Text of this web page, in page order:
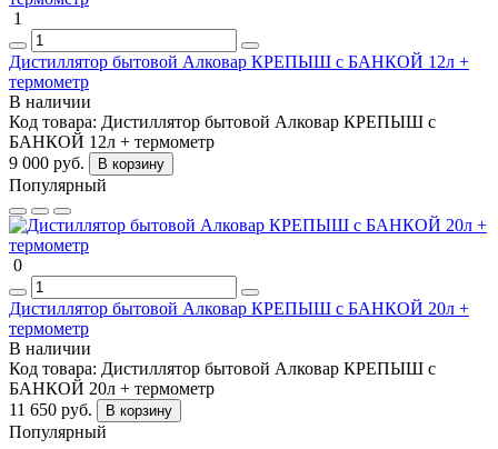
1
Дистиллятор бытовой Алковар КРЕПЫШ с БАНКОЙ 12л +
термометр
В наличии
Код товара: Дистиллятор бытовой Алковар КРЕПЫШ с
БАНКОЙ 12л + термометр
9 000 руб.
В корзину
Популярный
0
Дистиллятор бытовой Алковар КРЕПЫШ с БАНКОЙ 20л +
термометр
В наличии
Код товара: Дистиллятор бытовой Алковар КРЕПЫШ с
БАНКОЙ 20л + термометр
11 650 руб.
В корзину
Популярный